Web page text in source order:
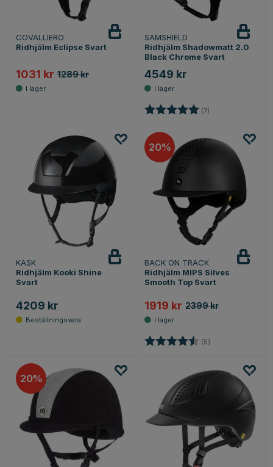
COVALLIERO
Ridhjälm Eclipse Svart
1031 kr 1289 kr
SAMSHIELD
Ridhjälm Shadowmatt 2.0
Black Chrome Svart
4549 kr
Betyg: (7)
KASK
Ridhjälm Kooki Shine
Svart
4209 kr
20
BACK ON TRACK
Ridhjälm MIPS Silves
Smooth Top Svart
1919 kr 2399 kr
Betyg: (5)
20